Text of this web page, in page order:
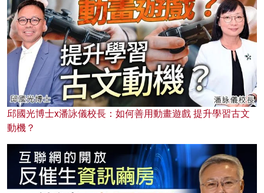
邱國光博士x潘詠儀校長：如何善用動畫遊戲 提升學習古文
動機？